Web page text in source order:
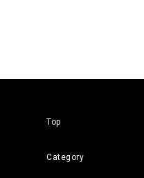
Top
Category